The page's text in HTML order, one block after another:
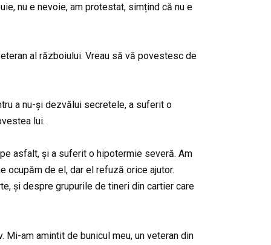
nu e nevoie, am protestat, simțind că nu e
al războiului. Vreau să vă povestesc de
a nu-și dezvălui secretele, a suferit o
lui.
asfalt, și a suferit o hipotermie severă. Am
ocupăm de el, dar el refuză orice ajutor.
și despre grupurile de tineri din cartier care
am amintit de bunicul meu, un veteran din